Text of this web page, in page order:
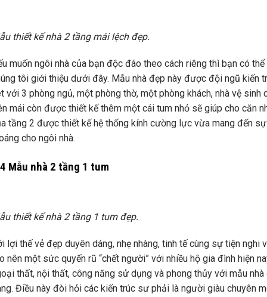
thiết kế nhà 2 tầng mái lệch đẹp.
muốn ngôi nhà của bạn độc đáo theo cách riêng thì bạn có
tôi giới thiệu dưới đây. Mẫu nhà đẹp này được đội ngũ kiến
với 3 phòng ngủ, một phòng thờ, một phòng khách, nhà vệ
mái còn được thiết kế thêm một cái tum nhỏ sẽ giúp cho căn
tầng 2 được thiết kế hệ thống kính cường lực vừa mang đến
cho ngôi nhà.
Mẫu nhà 2 tầng 1 tum
thiết kế nhà 2 tầng 1 tum đẹp.
lợi thế vẻ đẹp duyên dáng, nhẹ nhàng, tinh tế cùng sự tiện nghi
nên một sức quyến rũ “chết người” với nhiều hộ gia đình hiện
thất, nội thất, công năng sử dụng và phong thủy với mẫu
Điều này đòi hỏi các kiến trúc sư phải là người giàu chuyên